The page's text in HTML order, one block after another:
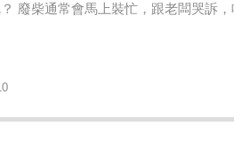
廢柴通常會馬上裝忙，跟老闆哭訴